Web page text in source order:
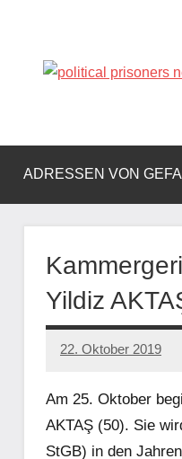
springen
ADRESSEN VON
Yildiz
22. Oktober 2019
admin
Am 25. Oktober
AKTAŞ (50). Sie
StGB) in den